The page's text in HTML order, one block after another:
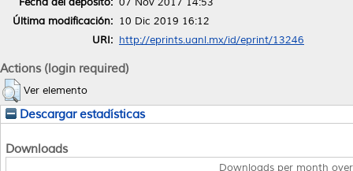
Última modificación: 10 Dic 2019 16:12
URI: http://eprints.uanl.mx/id/eprint/13246
Actions (login required)
Ver elemento
Descargar estadísticas
Downloads
Downloads per month